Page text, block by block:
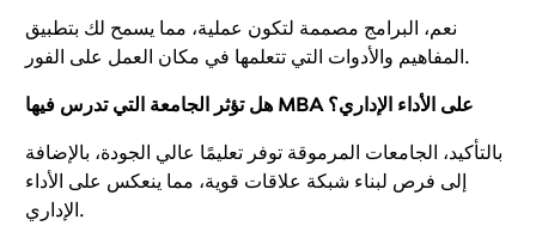
نعم، البرامج مصممة لتكون عملية، مما يسمح لك بتطبيق
المفاهيم والأدوات التي تتعلمها في مكان العمل على الفور.
هل تؤثر الجامعة التي تدرس فيها MBA على الأداء الإداري؟
بالتأكيد، الجامعات المرموقة توفر تعليمًا عالي الجودة، بالإضافة
إلى فرص لبناء شبكة علاقات قوية، مما ينعكس على الأداء
الإداري.